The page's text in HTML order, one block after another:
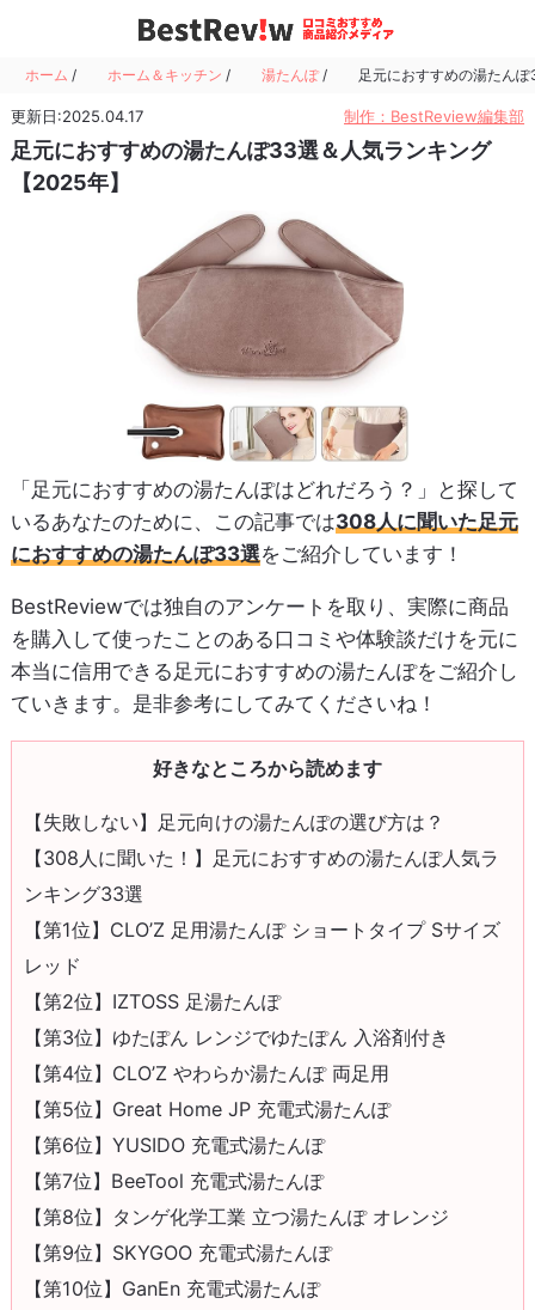
ホーム / ホーム＆キッチン / 湯たんぽ/ 足元におすすめの湯たん
更新日:2025.04.17 制作：BestReview編集部
足元におすすめの湯たんぽ33選＆人気ランキング
【2025年】
「足元におすすめの湯たんぽはどれだろう？」と探して
いるあなたのために、この記事では308人に聞いた足元
におすすめの湯たんぽ33選をご紹介しています！
BestReviewでは独自のアンケートを取り、実際に商品
を購入して使ったことのある口コミや体験談だけを元に
本当に信用できる足元におすすめの湯たんぽをご紹介し
ていきます。是非参考にしてみてくださいね！
好きなところから読めます
【失敗しない】足元向けの湯たんぽの選び方は？
【308人に聞いた！】足元におすすめの湯たんぽ人気ラ
ンキング33選
【第1位】CLO’Z 足用湯たんぽ ショートタイプ Sサイズ
レッド
【第2位】IZTOSS 足湯たんぽ
【第3位】ゆたぽん レンジでゆたぽん 入浴剤付き
【第4位】CLO’Z やわらか湯たんぽ 両足用
【第5位】Great Home JP 充電式湯たんぽ
【第6位】YUSIDO 充電式湯たんぽ
【第7位】BeeTool 充電式湯たんぽ
【第8位】タンゲ化学工業 立つ湯たんぽ オレンジ
【第9位】SKYGOO 充電式湯たんぽ
【第10位】GanEn 充電式湯たんぽ